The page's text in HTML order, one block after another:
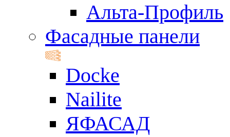
Альта-Профиль
Фасадные панели
Docke
Nailite
ЯФАСАД